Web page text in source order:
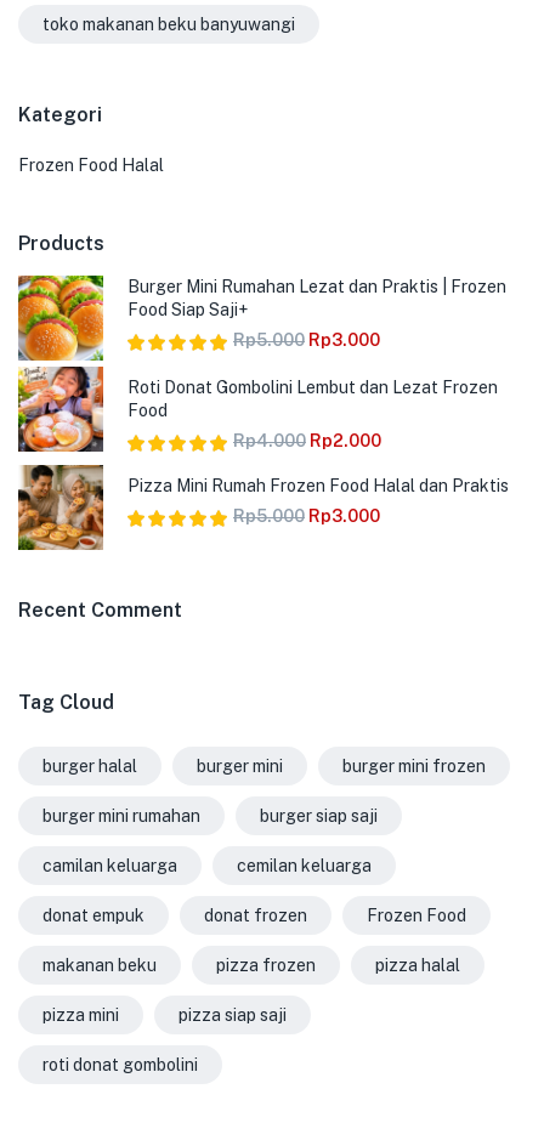
toko makanan beku banyuwangi
Kategori
Frozen Food Halal
Products
Burger Mini Rumahan Lezat dan Praktis | Frozen
Food Siap Saji+
dari 5
Rp5.000 Rp3.000
Roti Donat Gombolini Lembut dan Lezat Frozen
Food
dari 5
Rp4.000 Rp2.000
Pizza Mini Rumah Frozen Food Halal dan Praktis
Rp5.000 Rp3.000
Recent Comment
Tag Cloud
burger halal burger mini burger mini frozen
burger mini rumahan burger siap saji
camilan keluarga cemilan keluarga
donat empuk donat frozen Frozen Food
makanan beku pizza frozen pizza halal
pizza mini pizza siap saji
roti donat gombolini